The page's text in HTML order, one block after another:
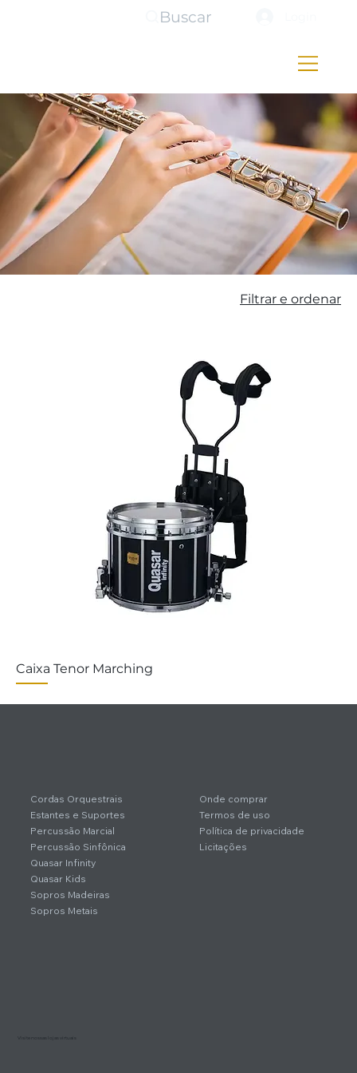
Buscar
Filtrar e ordenar
Caixa Tenor Marching
Visite nossas lojas virtuais
Onde comprar
Termos de uso
Política de privacidade
Licitações
Cordas Orquestrais
Estantes e Suportes
Percussão Marcial
Percussão Sinfônica
Quasar Infinity
Quasar Kids
Sopros Madeiras
Sopros Metais